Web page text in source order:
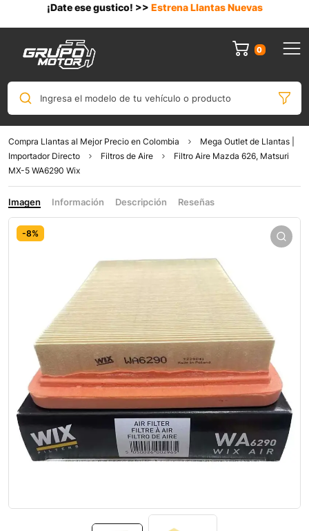
¡Date ese gustico! >> Estrena Llantas Nuevas
0
Ingresa el modelo de tu vehículo o producto
Compra Llantas al Mejor Precio en Colombia
Mega Outlet de Llantas |
Importador Directo
Filtros de Aire
Filtro Aire Mazda 626, Matsuri
MX-5 WA6290 Wix
Imagen Información Descripción Reseñas
-8%